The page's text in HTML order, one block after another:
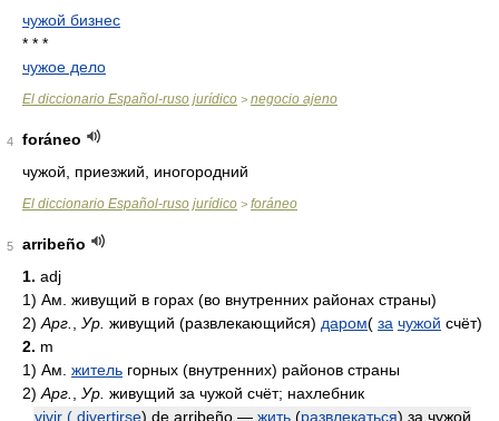
чужой бизнес
* * *
чужое дело
El diccionario Español-ruso jurídico > negocio ajeno
4
foráneo
чужой, приезжий, иногородний
El diccionario Español-ruso jurídico > foráneo
5
arribeño
1. adj
1) Ам. живущий в горах (во внутренних районах страны)
2) Арг. Ур. живущий (развлекающийся) даром( за чужой счёт)
2. m
1) Ам. житель горных (внутренних) районов страны
2) Арг. Ур. живущий за чужой счёт; нахлебник
vivir ( divertirse) de arribeño — жить (развлекаться) за чужой